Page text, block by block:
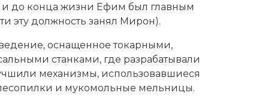
и до конца жизни Ефим был главным
эту должность занял Мирон).
оснащенное токарными,
станками, где разрабатывали
механизмы, использовавшиеся
и мукомольные мельницы.